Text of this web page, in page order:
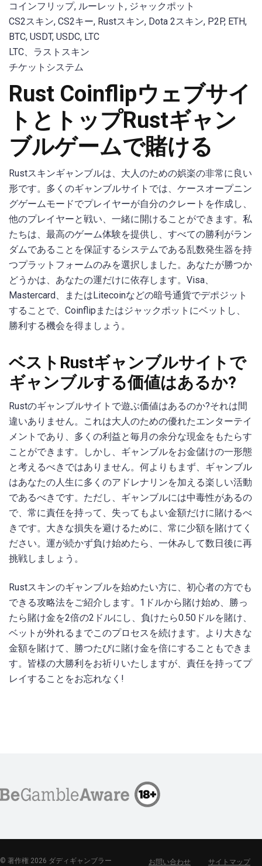
コインフリップ, ルーレット, ジャックポット
CS2スキン, CS2キー, Rustスキン, Dota 2スキン, P2P, ETH,
BTC, USDT, USDC, LTC
LTC、ラストスキン
チケットシステム
Rust Coinflipウェブサイ
トとトップRustギャン
ブルゲームで賭ける
Rustスキンギャンブルは、大人のための娯楽の非常に良い
形です。多くのギャンブルサイトでは、ケースオープニン
グゲームモードでプレイヤーが自分のクレートを作成し、
他のプレイヤーと戦い、一緒に開けることができます。私
たちは、最高のゲーム体験を提供し、すべての勝利がラン
ダムであることを保証するシステムである乱数発生器を持
つプラットフォームのみを選択しました。あなたが勝つか
どうかは、あなたの運だけに依存します。Visa、
Mastercard、またはLitecoinなどの暗号通貨でデポジット
することで、Coinflipまたはジャックポットにベットし、
勝利する機会を得ましょう。
ベストRustギャンブルサイトで
ギャンブルする価値はあるか?
Rustのギャンブルサイトで遊ぶ価値はあるのか?それは間
違いありません。これは大人のための優れたエンターテイ
メントであり、多くの利益と毎月の余分な現金をもたらす
ことができます。しかし、ギャンブルをお金儲けの一形態
と考えるべきではありません。何よりもまず、ギャンブル
はあなたの人生に多くのアドレナリンを加える楽しい活動
であるべきです。ただし、ギャンブルには中毒性があるの
で、常に責任を持って、失ってもよい金額だけに賭けるべ
きです。大きな損失を避けるために、常に少額を賭けてく
ださい。運が続かず負け始めたら、一休みして数日後に再
挑戦しましょう。
Rustスキンのギャンブルを始めたい方に、初心者の方でも
できる攻略法をご紹介します。1ドルから賭け始め、勝っ
たら賭け金を2倍の2ドルにし、負けたら0.50ドルを賭け、
ベットが外れるまでこのプロセスを続けます。より大きな
金額を賭けて、勝つたびに賭け金を倍にすることもできま
す。皆様の大勝利をお祈りいたしますが、責任を持ってプ
レイすることをお忘れなく!
© 著作権 2026 ダディギャンブラー お問い合わせ サイトマップ